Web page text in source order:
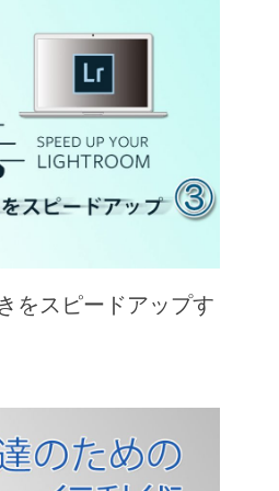
をスピードアップす